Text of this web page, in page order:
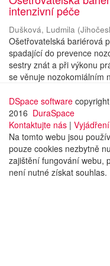
intenzivní péče
Dušková, Ludmila (
Ošetřovatelská bariérová
spadající do prevence
sestry znát a při výkonu
se věnuje nozokomiálním
DSpace software
2016 DuraSpace
Kontaktujte nás |
Na tomto webu jsou
pouze cookies nezbytně
zajištění fungování webu,
není nutné získat souhlas.